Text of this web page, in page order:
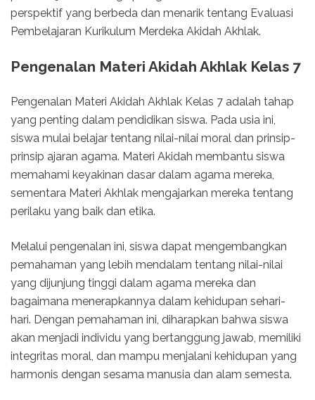
perspektif yang berbeda dan menarik tentang Evaluasi
Pembelajaran Kurikulum Merdeka Akidah Akhlak.
Pengenalan Materi Akidah Akhlak Kelas 7
Pengenalan Materi Akidah Akhlak Kelas 7 adalah tahap
yang penting dalam pendidikan siswa. Pada usia ini,
siswa mulai belajar tentang nilai-nilai moral dan prinsip-
prinsip ajaran agama. Materi Akidah membantu siswa
memahami keyakinan dasar dalam agama mereka,
sementara Materi Akhlak mengajarkan mereka tentang
perilaku yang baik dan etika.
Melalui pengenalan ini, siswa dapat mengembangkan
pemahaman yang lebih mendalam tentang nilai-nilai
yang dijunjung tinggi dalam agama mereka dan
bagaimana menerapkannya dalam kehidupan sehari-
hari. Dengan pemahaman ini, diharapkan bahwa siswa
akan menjadi individu yang bertanggung jawab, memiliki
integritas moral, dan mampu menjalani kehidupan yang
harmonis dengan sesama manusia dan alam semesta.